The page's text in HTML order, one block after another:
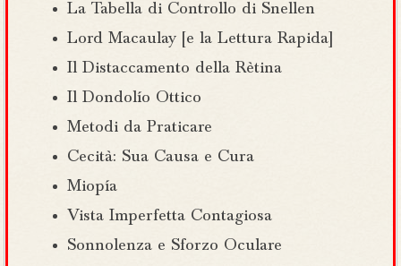
La Tabella di Controllo di Snellen
Lord Macaulay [e la Lettura Rapida]
Il Distaccamento della Rètina
Il Dondolío Ottico
Metodi da Praticare
Cecità: Sua Causa e Cura
Miopía
Vista Imperfetta Contagiosa
Sonnolenza e Sforzo Oculare